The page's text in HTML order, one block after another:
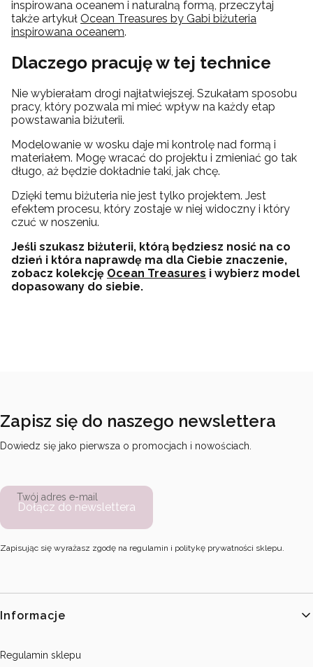
inspirowana oceanem i naturalną formą, przeczytaj
także artykuł Ocean Treasures by Gabi biżuteria
inspirowana oceanem.
Dlaczego pracuję w tej technice
Nie wybierałam drogi najłatwiejszej. Szukałam sposobu
pracy, który pozwala mi mieć wpływ na każdy etap
powstawania biżuterii.
Modelowanie w wosku daje mi kontrolę nad formą i
materiałem. Mogę wracać do projektu i zmieniać go tak
długo, aż będzie dokładnie taki, jak chcę.
Dzięki temu biżuteria nie jest tylko projektem. Jest
efektem procesu, który zostaje w niej widoczny i który
czuć w noszeniu.
Jeśli szukasz biżuterii, którą będziesz nosić na co
dzień i która naprawdę ma dla Ciebie znaczenie,
zobacz kolekcję Ocean Treasures i wybierz model
dopasowany do siebie.
Zapisz się do naszego newslettera
Dowiedz się jako pierwsza o promocjach i nowościach.
Twój adres e-mail
Dołącz do newslettera
Zapisując się wyrażasz zgodę na regulamin i politykę prywatności sklepu.
Linki w stopce
Informacje
Regulamin sklepu